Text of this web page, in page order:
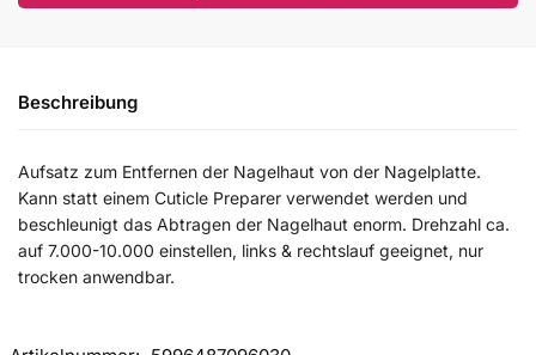
Beschreibung
Aufsatz zum Entfernen der Nagelhaut von der Nagelplatte.
Kann statt einem Cuticle Preparer verwendet werden und
beschleunigt das Abtragen der Nagelhaut enorm. Drehzahl ca.
auf 7.000-10.000 einstellen, links & rechtslauf geeignet, nur
trocken anwendbar.